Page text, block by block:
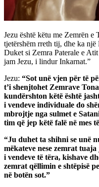
Jezu është këtu me Zemrën
tjetërshëm rreth tij, dhe ka një
Duket si Zemra Paterale e
jam Jezu, i lindur Inkarnat.”
Jezu: “Sot unë vjen për të
t’i shenjtohet Zemrave
kundërshton këtë është
i vendeve individuale do
mbrojtje nga sulmet e
tim që jep këtë falë në mes
“Ju duhet ta shihni se unë
mëkateve nese zemrat
i vendeve të tëra, kishave
zemrat qëllimin e shtëpisë
në botën sot.”